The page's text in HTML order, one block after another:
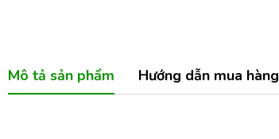
Mô tả sản phẩm Hướng dẫn mua hàng